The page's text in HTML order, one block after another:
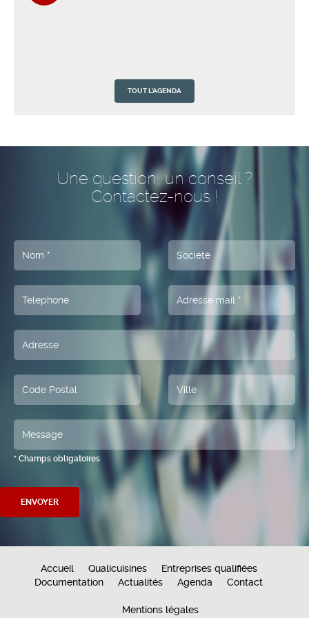
TOUT L'AGENDA
QUALICUISINES vous adresse ses voeux les
plus chaleureux de belle et heureuse année
Une question, un conseil ?
Contactez-nous !
* Champs obligatoires
Accueil Qualicuisines
Entreprises qualifiées
Documentation
Actualités Agenda Contact
Mentions légales